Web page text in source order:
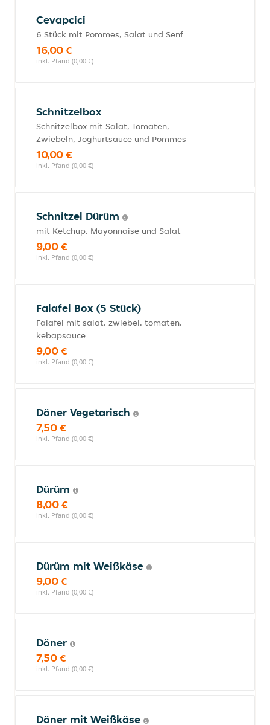
Cevapcici
6 Stück mit Pommes, Salat und Senf
16,00 €
inkl. Pfand (0,00 €)
Schnitzelbox
Schnitzelbox mit Salat, Tomaten,
Zwiebeln, Joghurtsauce und Pommes
10,00 €
inkl. Pfand (0,00 €)
Schnitzel Dürüm
mit Ketchup, Mayonnaise und Salat
9,00 €
inkl. Pfand (0,00 €)
Falafel Box (5 Stück)
Falafel mit salat, zwiebel, tomaten,
kebapsauce
9,00 €
inkl. Pfand (0,00 €)
Döner Vegetarisch
7,50 €
inkl. Pfand (0,00 €)
Dürüm
8,00 €
inkl. Pfand (0,00 €)
Dürüm mit Weißkäse
9,00 €
inkl. Pfand (0,00 €)
Döner
7,50 €
inkl. Pfand (0,00 €)
Döner mit Weißkäse